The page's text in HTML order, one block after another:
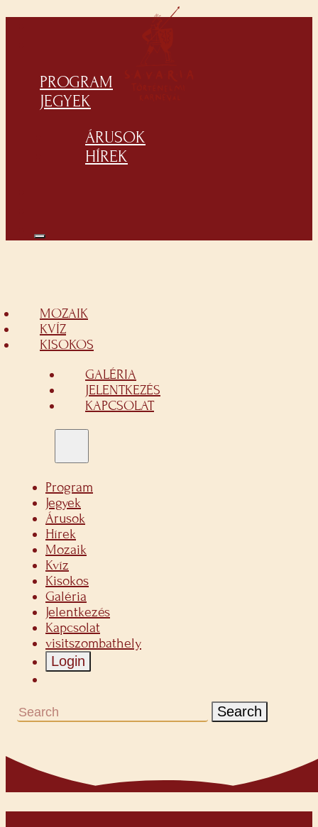
PROGRAM
JEGYEK
ÁRUSOK
HÍREK
MOZAIK
KVÍZ
KISOKOS
GALÉRIA
JELENTKEZÉS
KAPCSOLAT
Program
Jegyek
Árusok
Hírek
Mozaik
Kvíz
Kisokos
Galéria
Jelentkezés
Kapcsolat
visitszombathely
Login
Search